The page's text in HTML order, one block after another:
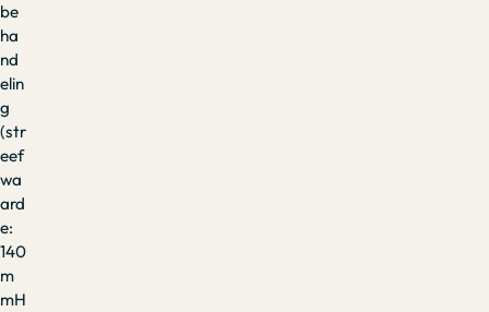
be
ha
nd
elin
g
(str
eef
wa
ard
e:
140
m
mH